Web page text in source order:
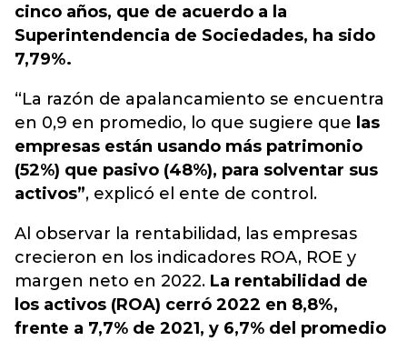
cinco años, que de acuerdo a la
Superintendencia de Sociedades, ha sido
7,79%.
“La razón de apalancamiento se encuentra
en 0,9 en promedio, lo que sugiere que las
empresas están usando más patrimonio
(52%) que pasivo (48%), para solventar sus
activos”, explicó el ente de control.
Al observar la rentabilidad, las empresas
crecieron en los indicadores ROA, ROE y
margen neto en 2022. La rentabilidad de
los activos (ROA) cerró 2022 en 8,8%,
frente a 7,7% de 2021, y 6,7% del promedio